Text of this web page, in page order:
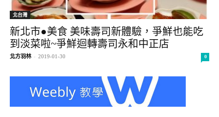
北台灣
新北市●美食 美味壽司新體驗，爭鮮也能吃
到淡菜啦~爭鮮迴轉壽司永和中正店
北方羽林 - 2019-01-30 0